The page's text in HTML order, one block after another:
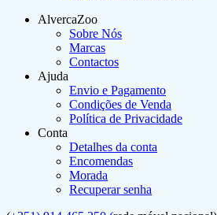
AlvercaZoo
Sobre Nós
Marcas
Contactos
Ajuda
Envio e Pagamento
Condições de Venda
Política de Privacidade
Conta
Detalhes da conta
Encomendas
Morada
Recuperar senha